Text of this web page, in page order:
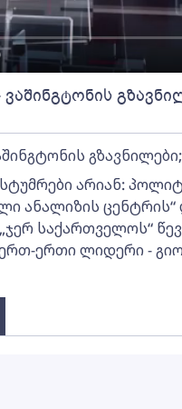
არიან:
ანალიზის
საქართველოს“
ერთი ლიდერი -